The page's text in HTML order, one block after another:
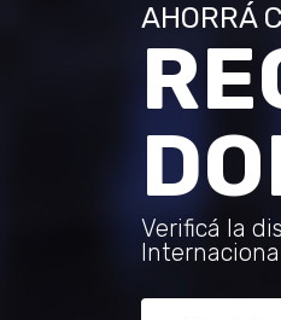
AHORRÁ
Verificá la